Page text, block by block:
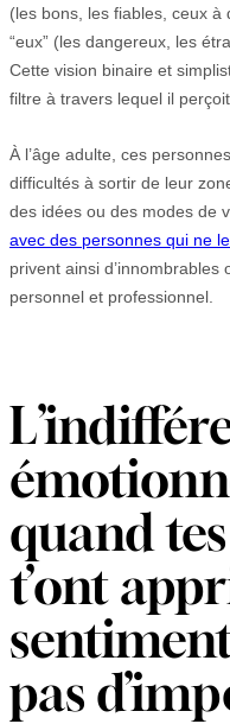
(les bons, les fiables, ceux
“eux” (les dangereux, les
Cette vision binaire et
filtre à travers lequel il
À l’âge adulte, ces
difficultés à sortir de leur
des idées ou des modes de
avec des personnes qui ne
privent ainsi d’innombrables
personnel et professionnel.
quand
t’ont
pas